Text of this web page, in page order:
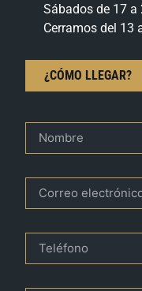
Sábados de 17 a
Cerramos del 13
¿CÓMO LLEGAR?